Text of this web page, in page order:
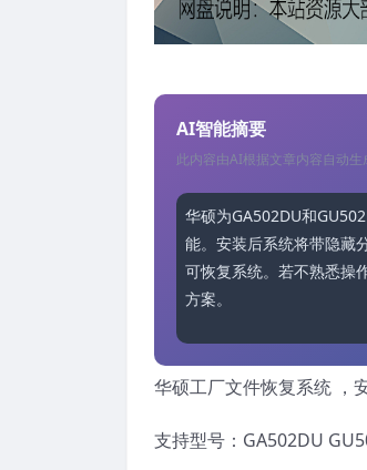
AI智能摘要
此内容由AI根据文章内容自动生
华硕为GA502DU和
能。安装后系统将带隐藏
可恢复系统。若不熟悉操
方案。
华硕工厂文件恢复系统 ，
支持型号：GA502DU